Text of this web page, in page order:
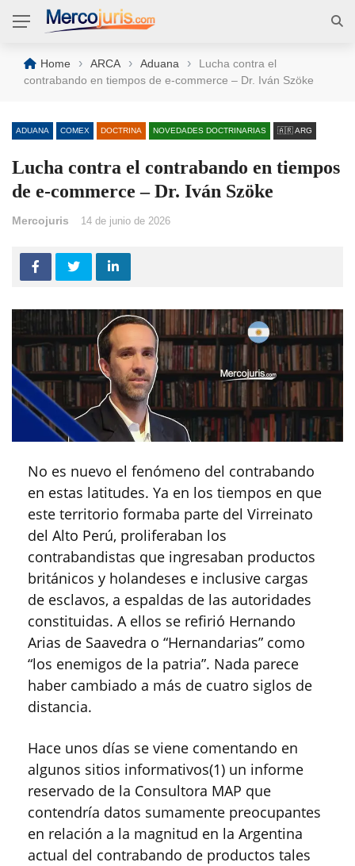
Home › ARCA › Aduana ›
Lucha contra el
contrabando en tiempos de e-commerce – Dr. Iván Szöke
ADUANA COMEX DOCTRINA NOVEDADES DOCTRINARIAS 🇦🇷 ARG
Lucha contra el contrabando en tiempos
de e-commerce – Dr. Iván Szöke
Mercojuris 14 de junio de 2026
No es nuevo el fenómeno del contrabando
en estas latitudes. Ya en los tiempos en que
este territorio formaba parte del Virreinato
del Alto Perú, proliferaban los
contrabandistas que ingresaban productos
británicos y holandeses e inclusive cargas
de esclavos, a espaldas de las autoridades
constituidas. A ellos se refirió Hernando
Arias de Saavedra o “Hernandarias” como
“los enemigos de la patria”. Nada parece
haber cambiado a más de cuatro siglos de
distancia.
Hace unos días se viene comentando en
algunos sitios informativos(1) un informe
reservado de la Consultora MAP que
contendría datos sumamente preocupantes
en relación a la magnitud en la Argentina
actual del contrabando de productos tales